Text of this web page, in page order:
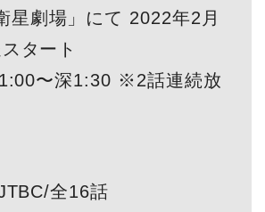
星劇場」にて 2022年2月
タート
〜深1:30 ※2話連続放
全16話